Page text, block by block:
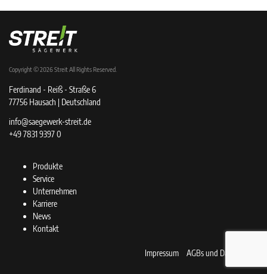
Copyright © 2026Streit All Rights Reserved.
Ferdinand - Reiß - Straße 6
77756 Hausach | Deutschland
info@saegewerk-streit.de
+49 7831 9397 0
Produkte
Service
Unternehmen
Karriere
News
Kontakt
Impressum AGBs und Datenschutz